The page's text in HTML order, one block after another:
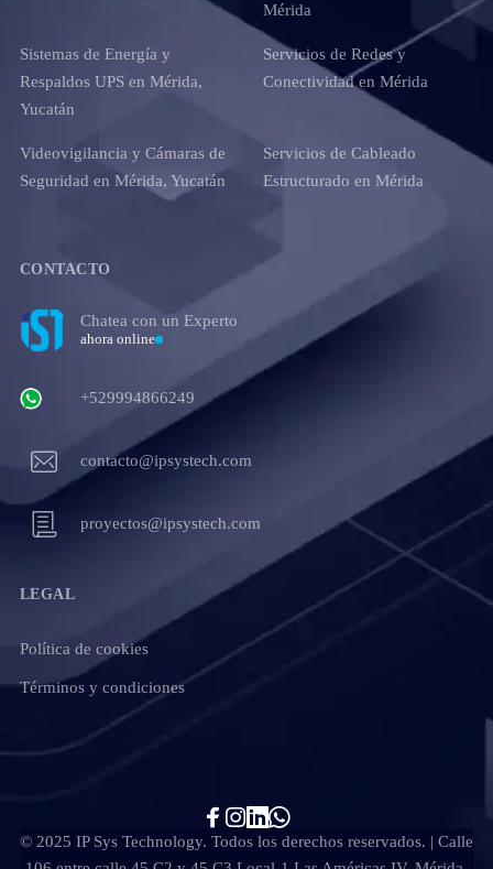
Mérida
Sistemas de Energía y
Respaldos UPS en Mérida,
Yucatán
Servicios de Redes y
Conectividad en Mérida
Videovigilancia y Cámaras de
Seguridad en Mérida, Yucatán
Servicios de Cableado
Estructurado en Mérida
CONTACTO
Chatea con un Experto
ahora online
+529994866249
contacto@ipsystech.com
proyectos@ipsystech.com
LEGAL
Política de cookies
Términos y condiciones
© 2025 IP Sys Technology. Todos los derechos reservados. | Calle